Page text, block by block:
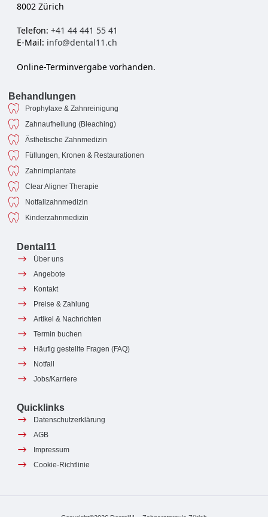
8002 Zürich
Telefon: +41 44 441 55 41
E-Mail: info@dental11.ch
Online-Terminvergabe vorhanden.
Behandlungen
Prophylaxe & Zahnreinigung
Zahnaufhellung (Bleaching)
Ästhetische Zahnmedizin
Füllungen, Kronen & Restaurationen
Zahnimplantate
Clear Aligner Therapie
Notfallzahnmedizin
Kinderzahnmedizin
Dental11
Über uns
Angebote
Kontakt
Preise & Zahlung
Artikel & Nachrichten
Termin buchen
Häufig gestellte Fragen (FAQ)
Notfall
Jobs/Karriere
Quicklinks
Datenschutzerklärung
AGB
Impressum
Cookie-Richtlinie